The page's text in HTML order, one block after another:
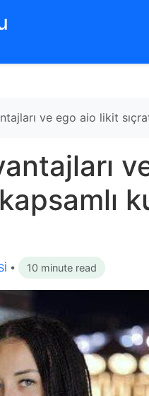
ve ego aio likit
• 10 minute read